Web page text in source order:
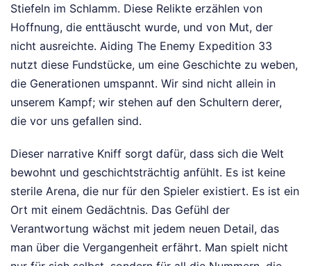
Stiefeln im Schlamm. Diese Relikte erzählen von
Hoffnung, die enttäuscht wurde, und von Mut, der
nicht ausreichte. Aiding The Enemy Expedition 33
nutzt diese Fundstücke, um eine Geschichte zu weben,
die Generationen umspannt. Wir sind nicht allein in
unserem Kampf; wir stehen auf den Schultern derer,
die vor uns gefallen sind.
Dieser narrative Kniff sorgt dafür, dass sich die Welt
bewohnt und geschichtsträchtig anfühlt. Es ist keine
sterile Arena, die nur für den Spieler existiert. Es ist ein
Ort mit einem Gedächtnis. Das Gefühl der
Verantwortung wächst mit jedem neuen Detail, das
man über die Vergangenheit erfährt. Man spielt nicht